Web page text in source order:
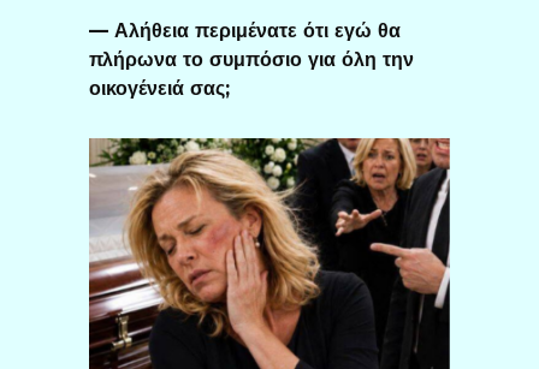
— Αλήθεια περιμένατε ότι εγώ θα
πλήρωνα το συμπόσιο για όλη την
οικογένειά σας;